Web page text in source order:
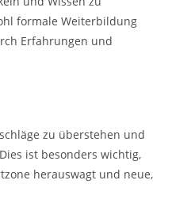
formale Weiterbildung
Erfahrungen und
zu überstehen und
ist besonders wichtig,
herauswagt und neue,